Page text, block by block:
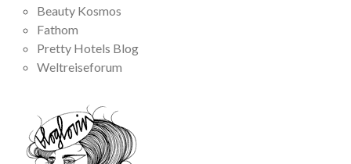
Beauty Kosmos
Fathom
Pretty Hotels Blog
Weltreiseforum